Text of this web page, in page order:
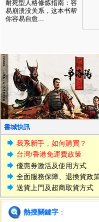
耐死型人格修炼指南：容
易崩溃没关系，这本书帮
你容易自愈...
書城快訊
我系新手，如何購買？
台灣/香港免運費政策
優惠券激活及使用方式
全面服務保障、退換貨政
送貨上門及超商取貨方式
熱搜關鍵字 ：